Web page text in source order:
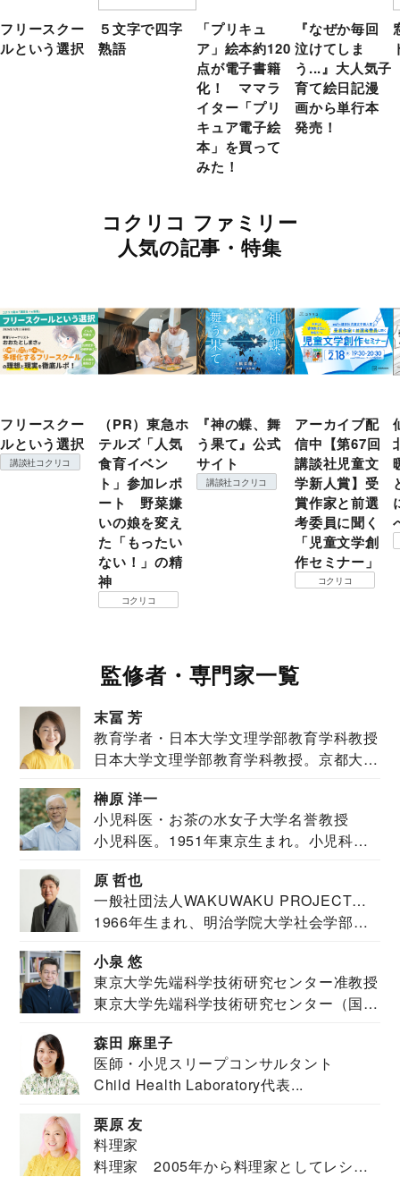
フリースクー
ルという選択
５文字で四字
熟語
「プリキュ
ア」絵本約120
点が電子書籍
化！ ママラ
イター「プリ
キュア電子絵
本」を買って
みた！
『なぜか毎回
泣けてしま
う...』大人気子
育て絵日記漫
画から単行本
発売！
コクリコ ファミリー
人気の記事・特集
フリースクー
ルという選択
講談社コクリコ
（PR）東急ホ
テルズ「人気
食育イベン
ト」参加レポ
ート 野菜嫌
いの娘を変え
た「もったい
ない！」の精
神
コクリコ
『神の蝶、舞
う果て』公式
サイト
講談社コクリコ
アーカイブ配
信中【第67回
講談社児童文
学新人賞】受
賞作家と前選
考委員に聞く
「児童文学創
作セミナー」
コクリコ
監修者・専門家一覧
末冨 芳
教育学者・日本大学文理学部教育学科教授
日本大学文理学部教育学科教授。京都大学
榊原 洋一
小児科医・お茶の水女子大学名誉教授
小児科医。1951年東京生まれ。小児科
原 哲也
一般社団法人WAKUWAKU PROJECT
JAPAN代表・言語聴覚士・社会福祉士
1966年生まれ、明治学院大学社会学部福
小泉 悠
東京大学先端科学技術研究センター准教授
東京大学先端科学技術研究センター（国際
森田 麻里子
医師・小児スリープコンサルタント
Child Health Laboratory代表...
栗原 友
料理家
料理家 2005年から料理家としてレシピ